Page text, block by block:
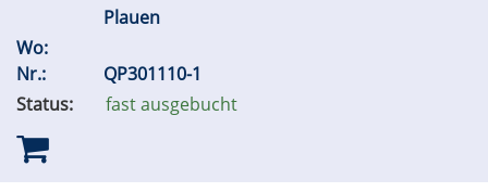
Plauen
Wo:
Nr.:
QP301110-1
Status:
fast ausgebucht